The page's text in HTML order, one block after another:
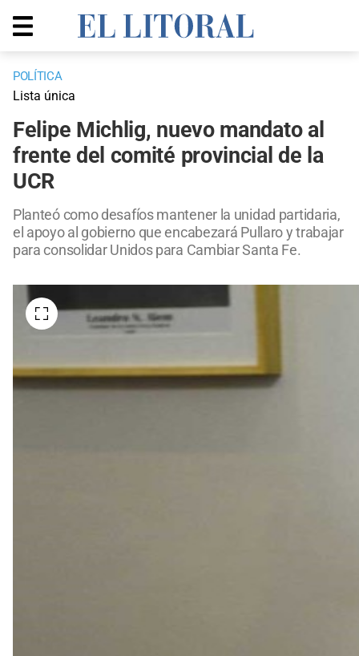
POLÍTICA
Lista única
Felipe Michlig, nuevo mandato al
frente del comité provincial de la
UCR
Planteó como desafíos mantener la unidad partidaria,
el apoyo al gobierno que encabezará Pullaro y trabajar
para consolidar Unidos para Cambiar Santa Fe.